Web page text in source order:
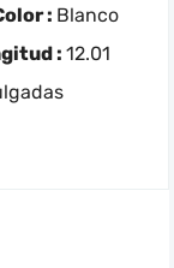
: Blanco
: 12.01